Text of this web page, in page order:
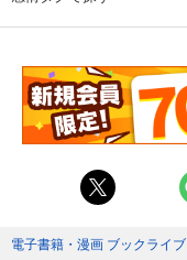
電子書籍・漫画 ブックライブ